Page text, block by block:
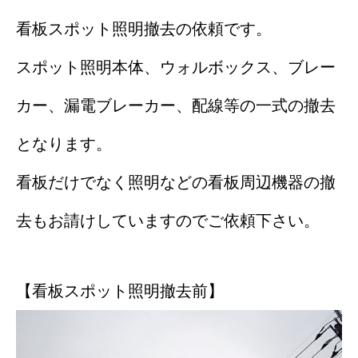
看板スポット照明撤去の依頼です。
スポット照明本体、ウォルボックス、ブレー
カー、漏電ブレーカー、配線等の一式の撤去
となります。
看板だけでなく照明などの看板周辺機器の撤
去もお請けしていますのでご依頼下さい。
【看板スポット照明撤去前】